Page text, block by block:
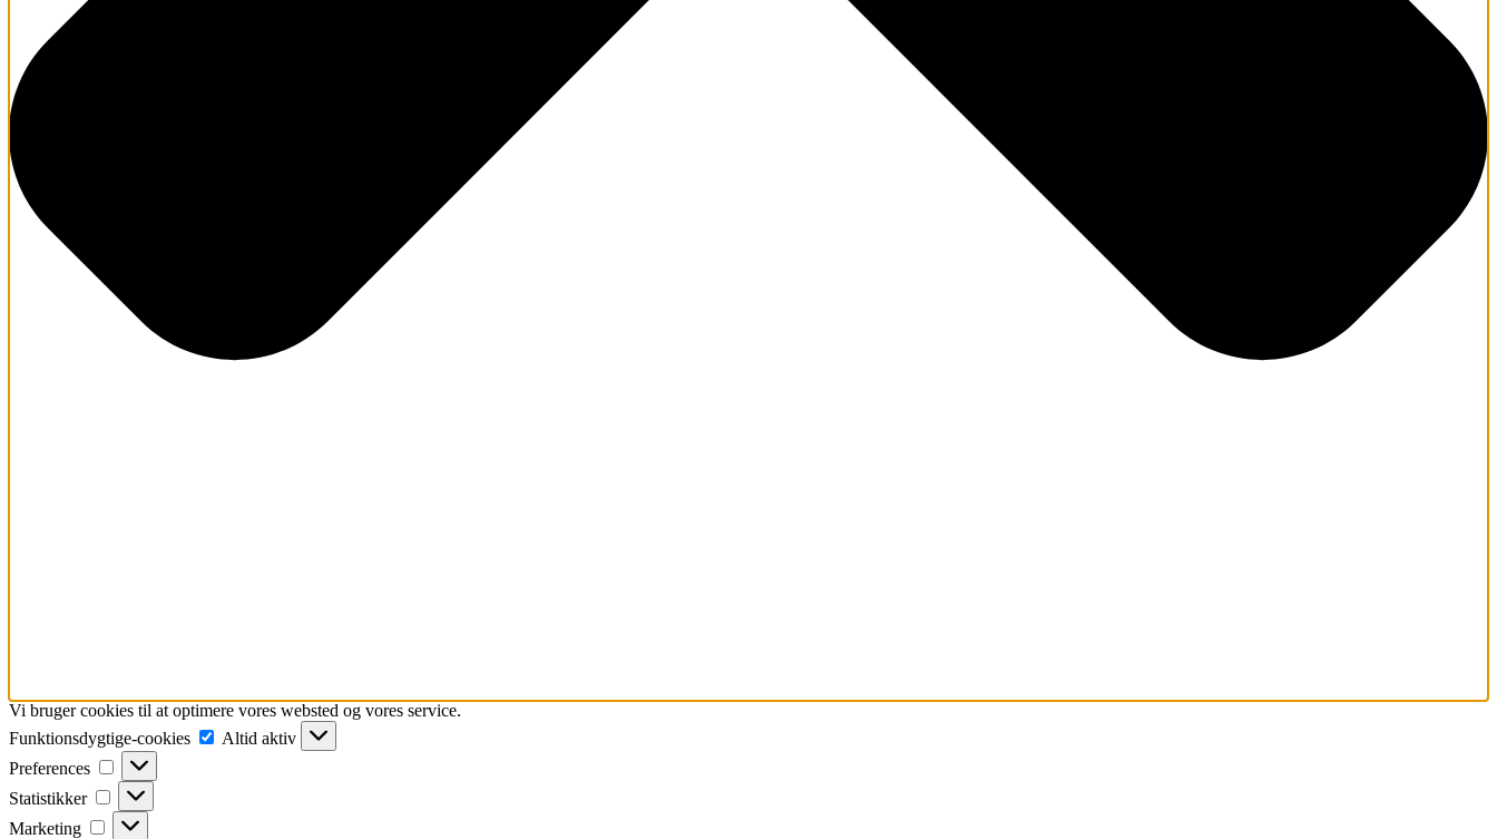
Vi bruger cookies til at optimere vores websted og vores service.
Funktionsdygtige-cookies
Funktionsdygtige-
cookies
Altid aktiv
Preferences
Preferences
Statistikker Statistikker
Marketing Marketing